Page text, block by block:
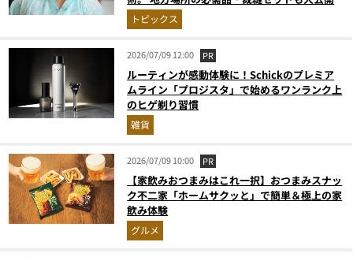
トピックス
2026/07/09 12:00 PR
ルーティンが感動体験に！Schickのプレミア
ムライン「プロジスタ」で始めるワンランク上
のヒゲ剃り習慣
雑貨
2026/07/09 10:00 PR
【家飲みおつまみはこれ一択】おつまみスナッ
ク不二家「ホームサクッと」で簡単＆極上の家
飲み体験
グルメ